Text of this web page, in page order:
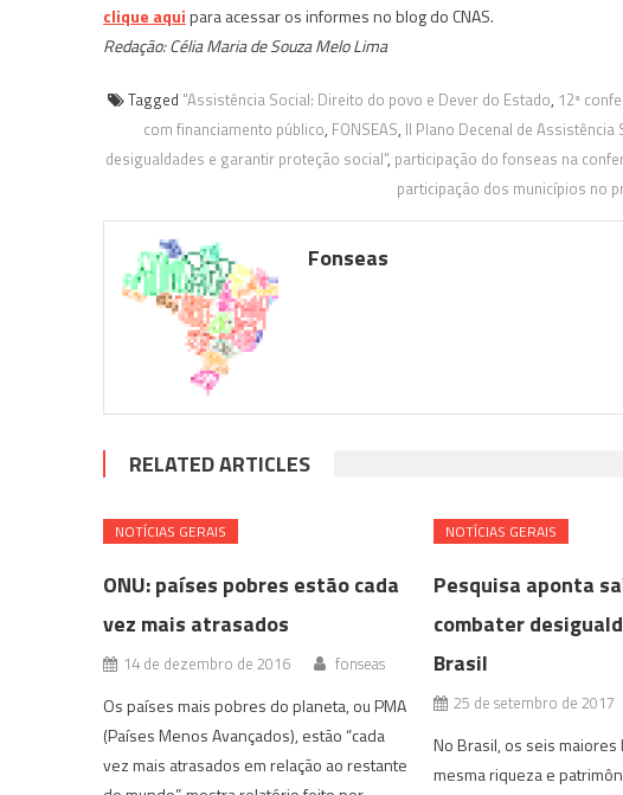
clique aquipara acessar os informes no blog do CNAS.
Redação: Célia Maria de Souza Melo Lima
Tagged "Assistência Social: Direito do povo e Dever do Estado, 12ª
com financiamento público, FONSEAS, II Plano Decenal de Assistência
desigualdades e garantir proteção social", participação do fonseas na
participação dos municípios no
Fonseas
RELATED ARTICLES
NOTÍ­CIAS GERAIS
ONU: países pobres estão cada
vez mais atrasados
14 de dezembro de 2016 fonseas
Os países mais pobres do planeta, ou PMA
(Países Menos Avançados), estão “cada
vez mais atrasados em relação ao restante
NOTÍ­CIAS GERAIS
Pesquisa aponta
combater
Brasil
25 de setembro de 2017
No Brasil, os seis
mesma riqueza e